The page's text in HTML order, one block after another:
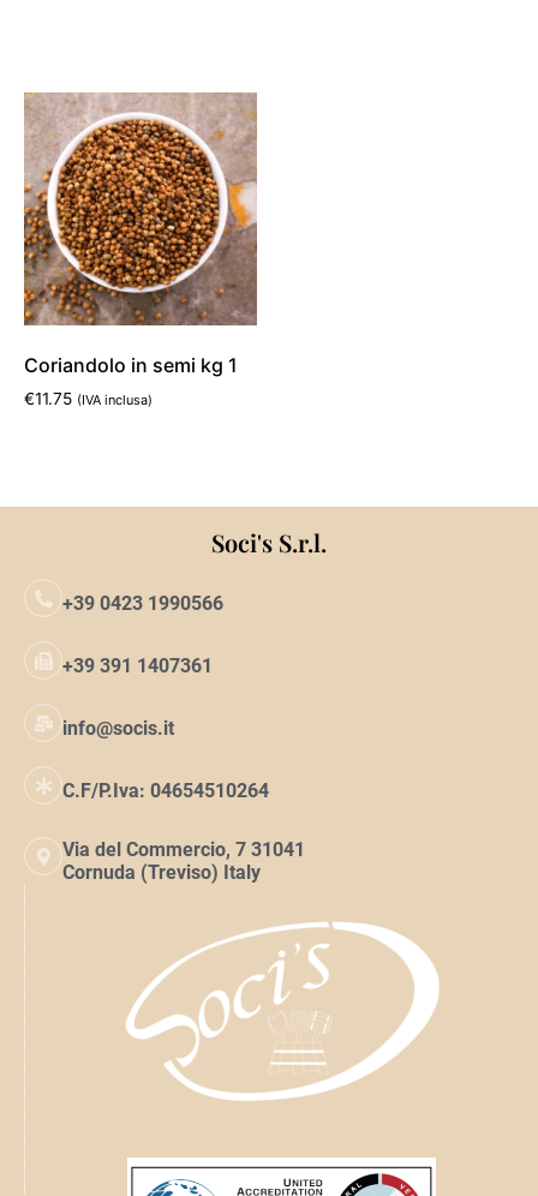
Coriandolo in semi kg 1
€11.75 (IVA inclusa)
Soci's S.r.l.
+39 0423 1990566
+39 391 1407361
info@socis.it
C.F/P.Iva: 04654510264
Via del Commercio, 7 31041
Cornuda (Treviso) Italy